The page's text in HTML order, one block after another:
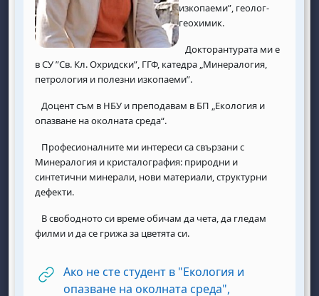
изкопаеми”, геолог-
геохимик.
Докторантурата ми е
в СУ ”Св. Кл. Охридски”, ГГФ, катедра „Минералогия,
петрология и полезни изкопаеми”.
Доцент съм в НБУ и преподавам в БП „Екология и
опазване на околната среда“.
Професионалните ми интереси са свързани с
Минералогия и кристалография: природни и
синтетични минерали, нови материали, структурни
дефекти.
В свободното си време обичам да чета, да гледам
филми и да се грижа за цветята си.
Ако не сте студент в "Екология и
опазване на околната среда",